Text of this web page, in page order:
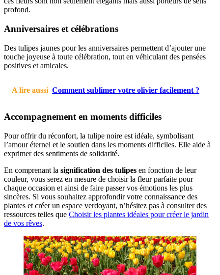
profond.
Anniversaires et célébrations
Des tulipes jaunes pour les anniversaires permettent d’ajouter une
touche joyeuse à toute célébration, tout en véhiculant des pensées
positives et amicales.
A lire aussi Comment sublimer votre olivier facilement ?
Accompagnement en moments difficiles
Pour offrir du réconfort, la tulipe noire est idéale, symbolisant
l’amour éternel et le soutien dans les moments difficiles. Elle aide à
exprimer des sentiments de solidarité.
En comprenant la signification des tulipes en fonction de leur
couleur, vous serez en mesure de choisir la fleur parfaite pour
chaque occasion et ainsi de faire passer vos émotions les plus
sincères. Si vous souhaitez approfondir votre connaissance des
plantes et créer un espace verdoyant, n’hésitez pas à consulter des
ressources telles que Choisir les plantes idéales pour créer le jardin
de vos rêves.